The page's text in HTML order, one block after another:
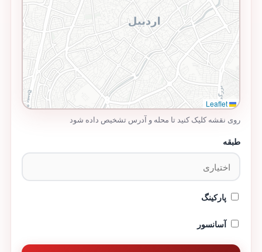
روی نقشه کلیک کنید تا محله و آدرس تشخیص داده شود
طبقه
پارکینگ
آسانسور